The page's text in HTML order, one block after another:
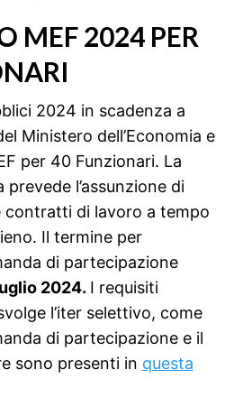
MEF 2024 PER
2024 in scadenza a
Ministero dell’Economia e
per 40 Funzionari. La
l’assunzione di
di lavoro a tempo
Il termine per
di partecipazione
2024. I requisiti
l’iter selettivo, come
di partecipazione e il
sono presenti in questa